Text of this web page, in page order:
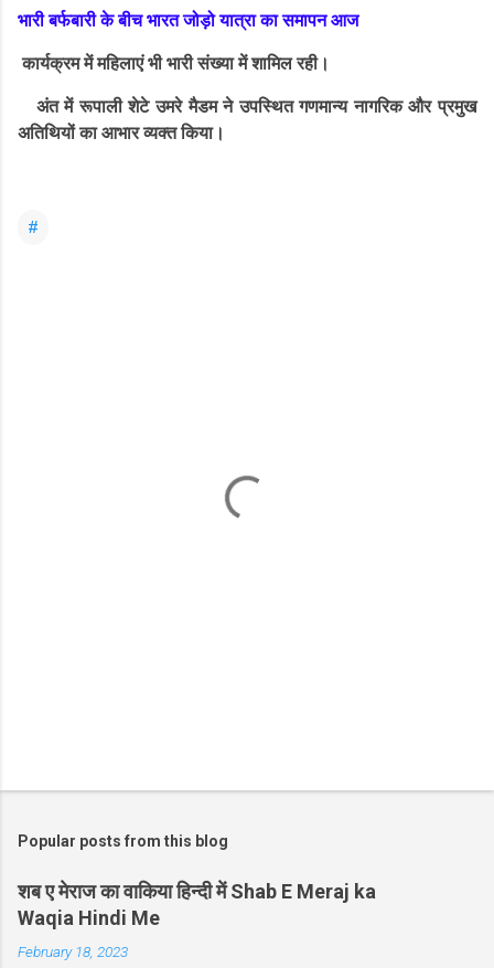
भारी बर्फबारी के बीच भारत जोड़ो यात्रा का समापन आज
कार्यक्रम में महिलाएं भी भारी संख्या में शामिल रही।
अंत में रूपाली शेटे उमरे मैडम ने उपस्थित गणमान्य नागरिक और प्रमुख
अतिथियों का आभार व्यक्त किया।
#
Popular posts from this blog
शब ए मेराज का वाकिया हिन्दी में Shab E Meraj ka
Waqia Hindi Me
February 18, 2023